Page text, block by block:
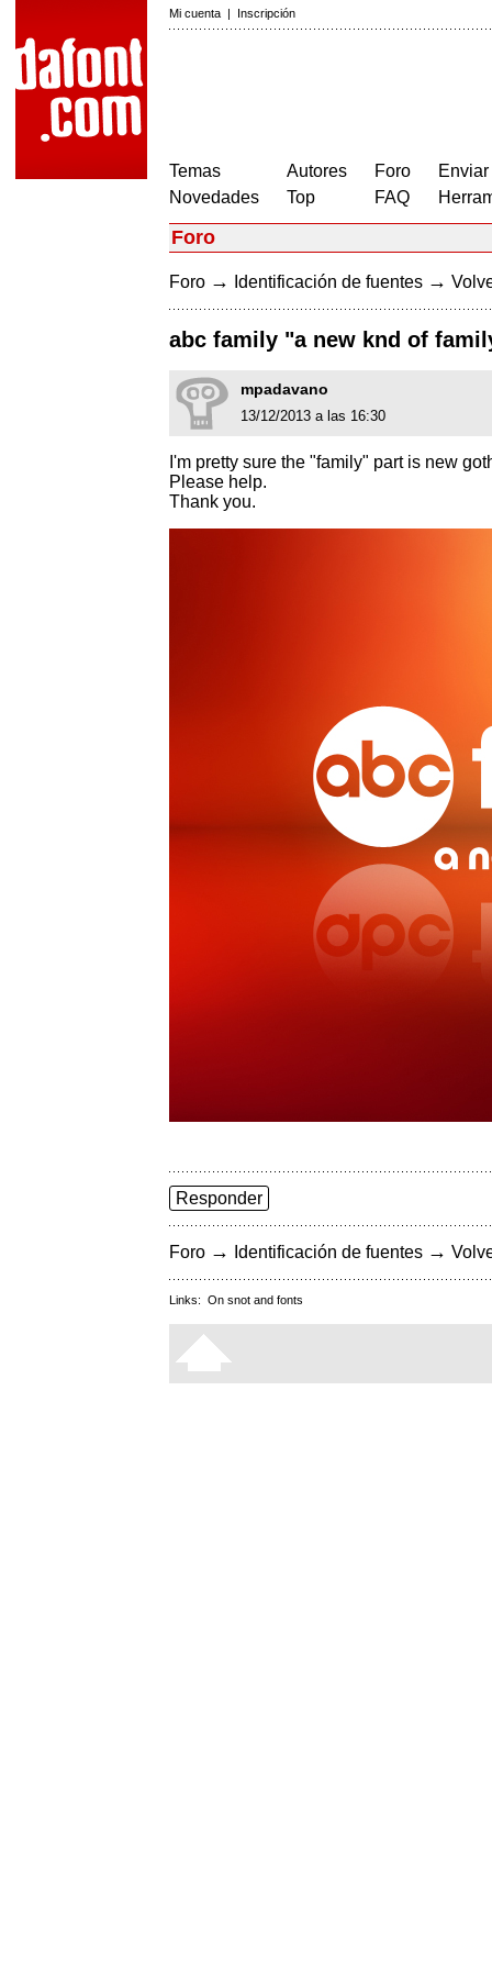
Mi cuenta | Inscripción
Temas
Novedades
Autores
Top
Foro
FAQ
Foro
Foro → Identificación de fuentes →
abc family "a new knd of
mpadavano
13/12/2013 a las 16:30
I'm pretty sure the "family" part is new
Please help.
Thank you.
Responder
Foro → Identificación de fuentes →
Links: On snot and fonts